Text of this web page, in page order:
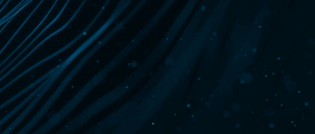
低压开关设备 箱式变电站
变压器 高压真空断路器